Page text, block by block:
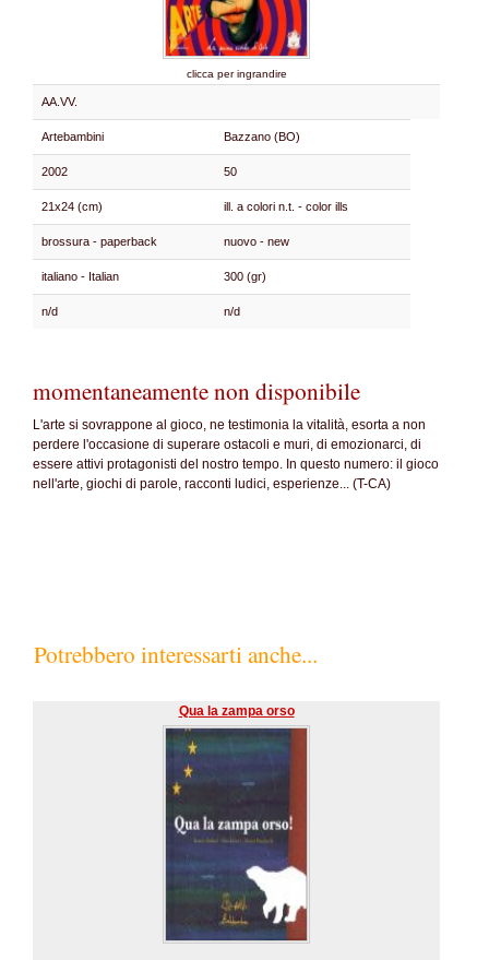
clicca per ingrandire
AA.VV.
Artebambini Bazzano (BO)
2002 50
21x24 (cm) ill. a colori n.t. - color ills
brossura - paperback nuovo - new
italiano - Italian 300 (gr)
n/d n/d
momentaneamente non disponibile
L'arte si sovrappone al gioco, ne testimonia la vitalità, esorta a non
perdere l'occasione di superare ostacoli e muri, di emozionarci, di
essere attivi protagonisti del nostro tempo. In questo numero: il gioco
nell'arte, giochi di parole, racconti ludici, esperienze... (T-CA)
Potrebbero interessarti anche...
Qua la zampa orso